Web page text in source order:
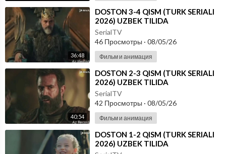
36:48
⁣DOSTON 3-4 QISM (TURK SERIALI
2026) UZBEK TILIDA
SerialTV
46 Просмотры · 08/05/26
Фильм и анимация
40:54
⁣DOSTON 2-3 QISM (TURK SERIALI
2026) UZBEK TILIDA
SerialTV
42 Просмотры · 08/05/26
Фильм и анимация
⁣DOSTON 1-2 QISM (TURK SERIALI
2026) UZBEK TILIDA